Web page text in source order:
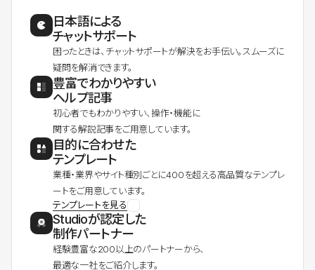
日本語による
チャットサポート
困ったときは、チャットサポートが解決をお手伝い。スムーズに
疑問を解消できます。
豊富でわかりやすい
ヘルプ記事
初心者でもわかりやすい、操作・機能に
関する解説記事をご用意しています。
目的に合わせた
テンプレート
業種・業界やサイト種別ごとに400を超える高品質なテンプレ
ートをご用意しています。
テンプレートを見る
Studioが認定した
制作パートナー
経験豊富な200以上のパートナーから、
最適な一社をご紹介します。